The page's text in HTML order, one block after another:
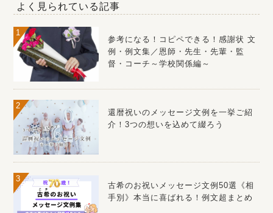
よく見られている記事
参考になる！コピペできる！感謝状 文
例・例文集／恩師・先生・先輩・監
督・コーチ～学校関係編～
還暦祝いのメッセージ文例を一挙ご紹
介！3つの想いを込めて綴ろう
古希のお祝いメッセージ文例50選《相
手別》本当に喜ばれる！例文超まとめ